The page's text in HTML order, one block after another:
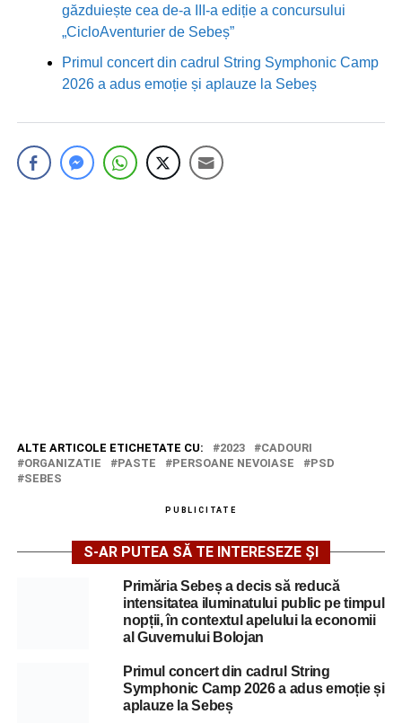
găzduiește cea de-a III-a ediție a concursului
„CicloAventurier de Sebeș”
Primul concert din cadrul String Symphonic Camp
2026 a adus emoție și aplauze la Sebeș
ALTE ARTICOLE ETICHETATE CU: 2023
CADOURI
ORGANIZATIE
PASTE PERSOANE NEVOIASE
PSD
SEBES
PUBLICITATE
S-AR PUTEA SĂ TE INTERESEZE ȘI
Primăria Sebeș a decis să reducă
intensitatea iluminatului public pe timpul
nopții, în contextul apelului la economii
al Guvernului Bolojan
Primul concert din cadrul String
Symphonic Camp 2026 a adus emoție și
aplauze la Sebeș